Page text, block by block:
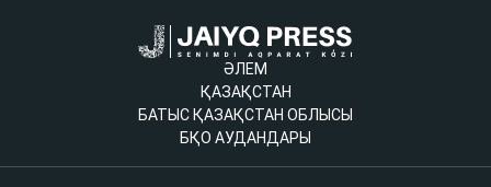
ӘЛЕМ
ҚАЗАҚСТАН
БАТЫС ҚАЗАҚСТАН ОБЛЫСЫ
БҚО АУДАНДАРЫ